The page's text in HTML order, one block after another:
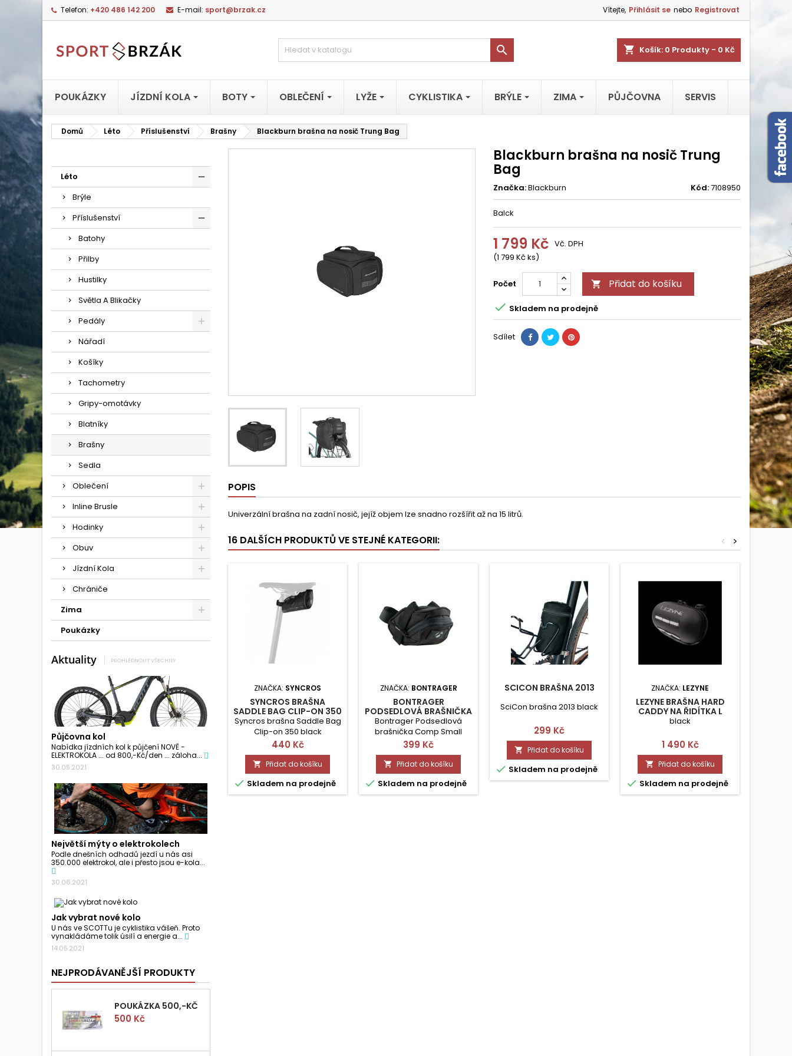
Telefon: +420 486 142 200 E-mail: sport@brzak.cz Vítejte, Přihlásit se nebo Registrovat
shopping_cart Košík: 0 Produkty - 0 Kč

POUKÁZKY JÍZDNÍ KOLA BOTY OBLEČENÍ LYŽE CYKLISTIKA BRÝLE ZIMA PŮJČOVNA SERVIS
Domů Léto Příslušenství Brašny Blackburn brašna na nosič Trung Bag
Léto
Brýle
Příslušenství
Batohy
Přilby
Hustilky
Světla A Blikačky
Pedály
Nářadí
Košíky
Tachometry
Gripy-omotávky
Blatníky
Brašny
Sedla
Oblečení
Inline Brusle
Hodinky
Obuv
Jízdní Kola
Chrániče
Zima
Poukázky
Aktuality PROHLÉDNOUT VŠECHNY
Půjčovna kol
Nabídka jízdních kol k půjčení NOVĚ -
ELEKTROKOLA ... od 800,-Kč/den ... záloha...
30.05.2021
Největší mýty o elektrokolech
Podle dnešních odhadů jezdí u nás asi
350.000 elektrokol, ale i přesto jsou e-kola...
30.06.2021
Jak vybrat nové kolo
U nás ve SCOTTu je cyklistika vášeň. Proto
vynakládáme tolik úsilí a energie a...
14.05.2021
NEJPRODÁVANĚJŠÍ PRODUKTY
POUKÁZKA 500,-KČ
Cena
500 Kč
Blackburn brašna na nosič Trung
Bag
Značka:Blackburn Kód:7108950
Balck
1 799 Kč
(1 799 Kč ks)
Vč. DPH
Počet  Přidat do košíku
 Skladem na prodejně
Sdílet
POPIS
Univerzální brašna na zadní nosič, jejíž objem lze snadno rozšířit až na 15 litrů.
16 DALŠÍCH PRODUKTŮ VE STEJNÉ KATEGORII: >
<
ZNAČKA: SYNCROS
SYNCROS BRAŠNA
SADDLE BAG CLIP-ON 350
Syncros brašna Saddle Bag
Clip-on 350 black
Cena
440 Kč
 Přidat do košíku
 Skladem na prodejně
ZNAČKA: BONTRAGER
BONTRAGER
PODSEDLOVÁ BRAŠNIČKA
COMP SMALL
Bontrager Podsedlová
brašnička Comp Small
black
Cena
399 Kč
 Přidat do košíku
 Skladem na prodejně
SCICON BRAŠNA 2013
SciCon brašna 2013 black
Cena
299 Kč
 Přidat do košíku
 Skladem na prodejně
ZNAČKA: LEZYNE
LEZYNE BRAŠNA HARD
CADDY NA ŘIDÍTKA L
black
Cena
1 490 Kč
 Přidat do košíku
 Skladem na prodejně